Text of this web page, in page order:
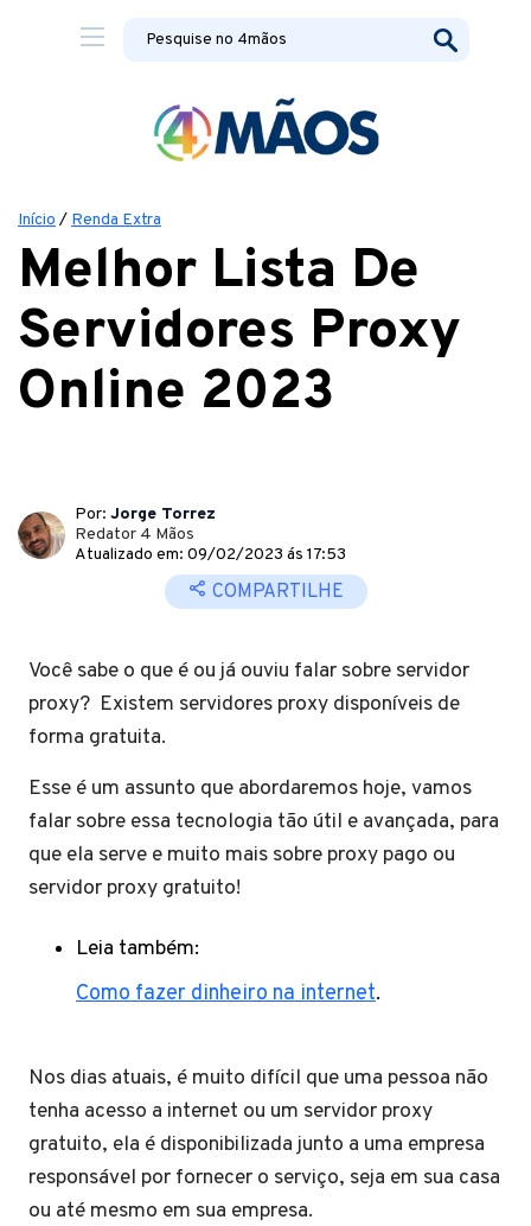
Início / Renda Extra
Melhor Lista De
Servidores Proxy
Online 2023
Por: Jorge Torrez
Redator 4 Mãos
Atualizado em: 09/02/2023 ás 17:53
COMPARTILHE
Você sabe o que é ou já ouviu falar sobre servidor
proxy? Existem servidores proxy disponíveis de
forma gratuita.
Esse é um assunto que abordaremos hoje, vamos
falar sobre essa tecnologia tão útil e avançada, para
que ela serve e muito mais sobre proxy pago ou
servidor proxy gratuito!
Leia também:
Como fazer dinheiro na internet.
Nos dias atuais, é muito difícil que uma pessoa não
tenha acesso a internet ou um servidor proxy
gratuito, ela é disponibilizada junto a uma empresa
responsável por fornecer o serviço, seja em sua casa
ou até mesmo em sua empresa.